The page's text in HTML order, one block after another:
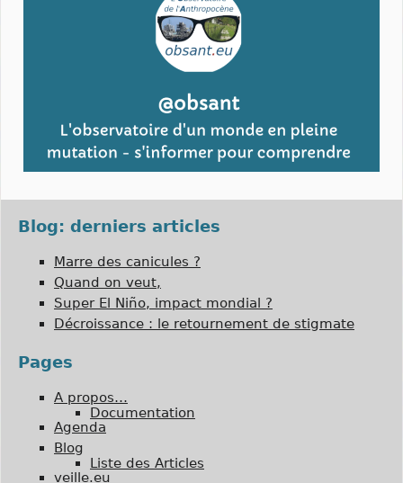
Blog: derniers articles
Marre des canicules ?
Quand on veut,
Super El Niño, impact mondial ?
Décroissance : le retournement de stigmate
Pages
A propos…
Documentation
Agenda
Blog
Liste des Articles
veille.eu